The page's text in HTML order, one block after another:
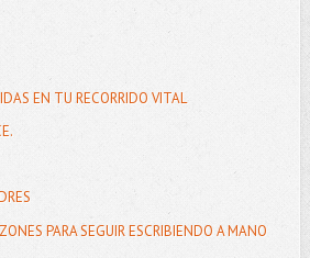
EN TU RECORRIDO VITAL
PARA SEGUIR ESCRIBIENDO A MANO